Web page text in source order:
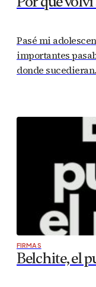
Pasé mi
importantes
donde
FIRMAS
Belchite, el